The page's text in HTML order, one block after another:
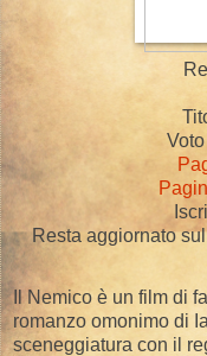
Resta aggiornato
Il Nemico è un film di
romanzo omonimo di
sceneggiatura con il